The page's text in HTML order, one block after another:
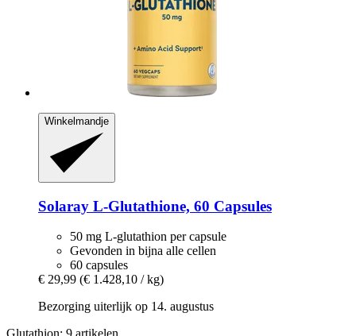
Winkelmandje
Solaray L-​Glutathione, 60 Capsules
50 mg L-glutathion per capsule
Gevonden in bijna alle cellen
60 capsules
€ 29,99 (€ 1.428,10 / kg)
Bezorging uiterlijk op 14. augustus